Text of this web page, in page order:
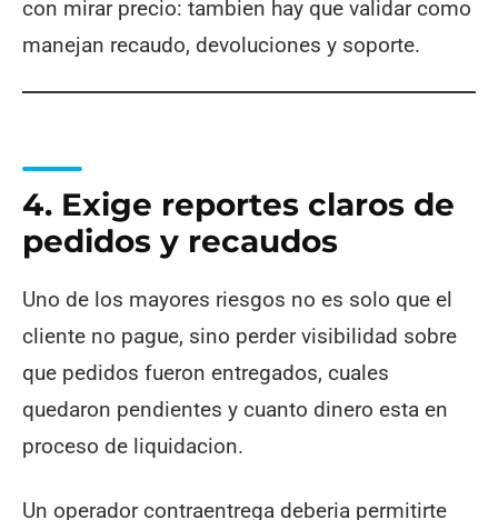
con mirar precio: tambien hay que validar como
manejan recaudo, devoluciones y soporte.
4. Exige reportes claros de
pedidos y recaudos
Uno de los mayores riesgos no es solo que el
cliente no pague, sino perder visibilidad sobre
que pedidos fueron entregados, cuales
quedaron pendientes y cuanto dinero esta en
proceso de liquidacion.
Un operador contraentrega deberia permitirte